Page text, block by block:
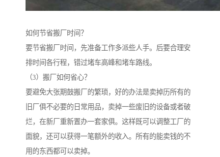
如何节省搬厂时间？
要节省搬厂时间，先准备工作多派些人手。后要合理安
排时间各行程，错过堵车高峰和堵车路线。
（3）搬厂如何省心？
要避免大张期鼓搬厂的繁琐，好的办法是卖掉历所有的
旧厂俱不必要的日常用品，卖掉一些废旧的设备或者破
烂，在新厂重新置办一套家俱。这样既可以调整工厂的
面貌，还可以获得一笔额外的收入。所有的能卖钱的不
用的东西都可以卖掉。